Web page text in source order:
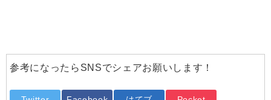
参考になったらSNSでシェアお願いします！